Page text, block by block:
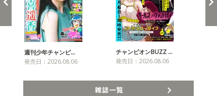
週刊少年チャンピ…
発売日：2026.08.06
チャンピオンBUZZ …
発売日：2026.08.06